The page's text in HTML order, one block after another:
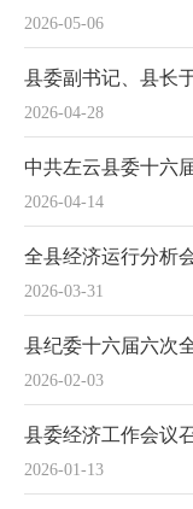
2026-05-06
2026-04-28
县委副书记、县长
2026-04-14
中共左云县委十六
2026-03-31
全县经济运行分析
2026-02-03
县纪委十六届六次
2026-01-13
县委经济工作会议